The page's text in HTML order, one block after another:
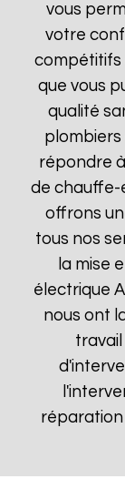
vous
votre
compétitifs
que vous
qualité
répondre
de chauffe-
offrons
tous nos
la mise
électrique
nous ont